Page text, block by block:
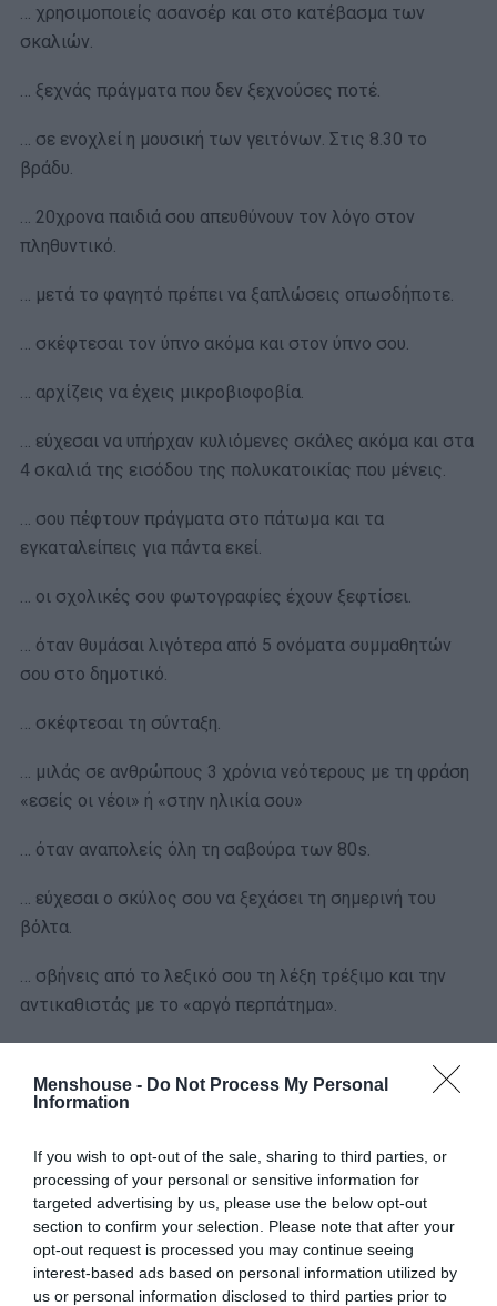
Menshouse - Do Not Process My Personal
Information
If you wish to opt-out of the sale, sharing to third parties, or
processing of your personal or sensitive information for
targeted advertising by us, please use the below opt-out
section to confirm your selection. Please note that after your
opt-out request is processed you may continue seeing
interest-based ads based on personal information utilized by
us or personal information disclosed to third parties prior to
… χρησιμοποιείς ασανσέρ και στο κατέβασμα των
σκαλιών.
… ξεχνάς πράγματα που δεν ξεχνούσες ποτέ.
… σε ενοχλεί η μουσική των γειτόνων. Στις 8.30 το
βράδυ.
… 20χρονα παιδιά σου απευθύνουν τον λόγο στον
πληθυντικό.
… μετά το φαγητό πρέπει να ξαπλώσεις οπωσδήποτε.
… σκέφτεσαι τον ύπνο ακόμα και στον ύπνο σου.
… αρχίζεις να έχεις μικροβιοφοβία.
… εύχεσαι να υπήρχαν κυλιόμενες σκάλες ακόμα και στα
4 σκαλιά της εισόδου της πολυκατοικίας που μένεις.
… σου πέφτουν πράγματα στο πάτωμα και τα
εγκαταλείπεις για πάντα εκεί.
… οι σχολικές σου φωτογραφίες έχουν ξεφτίσει.
… όταν θυμάσαι λιγότερα από 5 ονόματα συμμαθητών
σου στο δημοτικό.
… σκέφτεσαι τη σύνταξη.
… μιλάς σε ανθρώπους 3 χρόνια νεότερους με τη φράση
«εσείς οι νέοι» ή «στην ηλικία σου»
… όταν αναπολείς όλη τη σαβούρα των 80s.
… εύχεσαι ο σκύλος σου να ξεχάσει τη σημερινή του
βόλτα.
… σβήνεις από το λεξικό σου τη λέξη τρέξιμο και την
αντικαθιστάς με το «αργό περπάτημα».
σπιτιού.
… γελάς με τον Σεφερλή και δεν είσαι 12 χρονών.
… θυμάσαι τι πραγματικά έχει κάνει το ΠΑΣΟΚ.
… δεν πηγαίνεις σε πάρτι.